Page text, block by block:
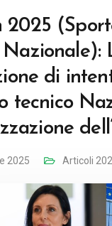
2025
di
tecnico
2025 Articoli